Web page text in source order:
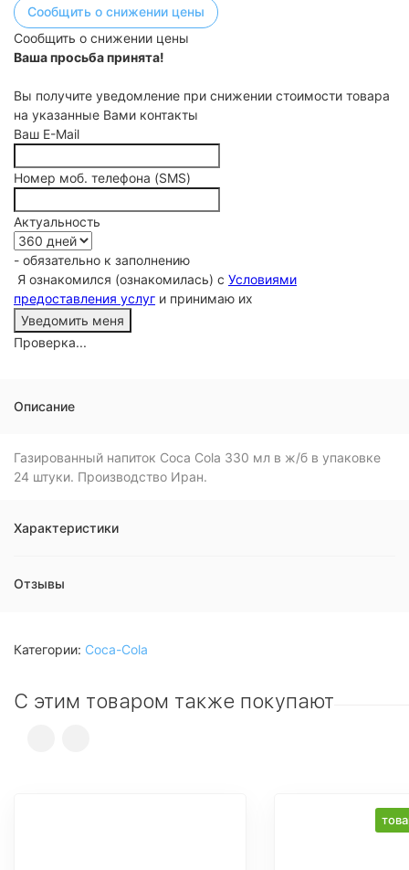
Сообщить о снижении цены
Сообщить о снижении цены
Ваша просьба принята!
Вы получите уведомление при снижении стоимости товара
на указанные Вами контакты
Ваш E-Mail
Номер моб. телефона (SMS)
Актуальность
- обязательно к заполнению
Я ознакомился (ознакомилась) с Условиями
предоставления услуг и принимаю их
Проверка...
Описание
Газированный напиток Coca Cola 330 мл в ж/б в упаковке
24 штуки. Производство Иран.
Характеристики
Отзывы
Категории: Coca-Cola
С этим товаром также покупают